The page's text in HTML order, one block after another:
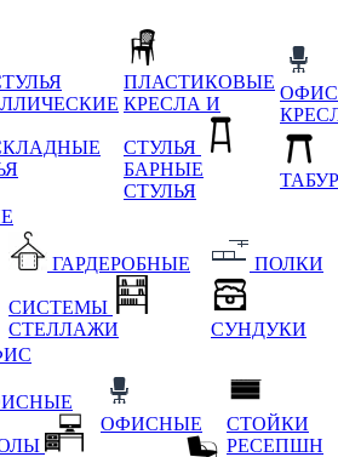
ПЛАСТИКОВЫЕ
КРЕСЛА И
СТУЛЬЯ
БАРНЫЕ
СТУЛЬЯ
ГАРДЕРОБНЫЕ
СИСТЕМЫ
СТЕЛЛАЖИ
ПОЛКИ
СУНДУКИ
ОФИСНЫЕ
СТОЙКИ
РЕСЕПШН